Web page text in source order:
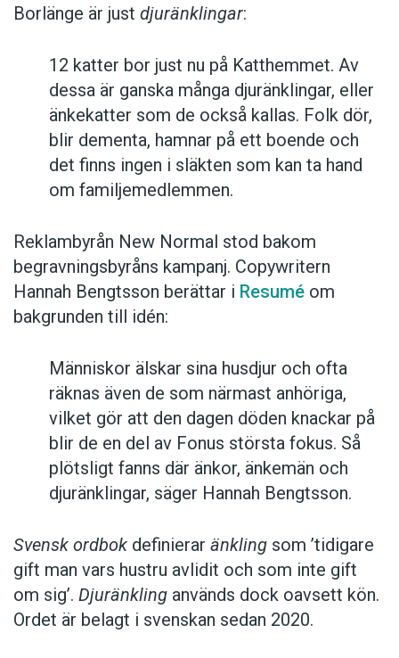
Borlänge är just djuränklingar:
12 katter bor just nu på Katthemmet. Av
dessa är ganska många djuränklingar, eller
änkekatter som de också kallas. Folk dör,
blir dementa, hamnar på ett boende och
det finns ingen i släkten som kan ta hand
om familjemedlemmen.
Reklambyrån New Normal stod bakom
begravningsbyråns kampanj. Copywritern
Hannah Bengtsson berättar i Resumé om
bakgrunden till idén:
Människor älskar sina husdjur och ofta
räknas även de som närmast anhöriga,
vilket gör att den dagen döden knackar på
blir de en del av Fonus största fokus. Så
plötsligt fanns där änkor, änkemän och
djuränklingar, säger Hannah Bengtsson.
Svensk ordbok definierar änkling som ’tidigare
gift man vars hustru av­lidit och som inte gift
om sig’. Djuränkling används dock oavsett kön.
Ordet är belagt i svenskan sedan 2020.